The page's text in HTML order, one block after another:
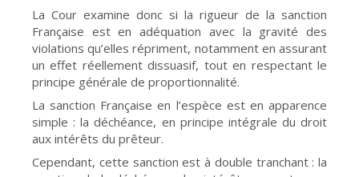
La Cour examine donc si la rigueur de la sanction
Française est en adéquation avec la gravité des
violations qu’elles répriment, notamment en assurant
un effet réellement dissuasif, tout en respectant le
principe générale de proportionnalité.
La sanction Française en l’espèce est en apparence
simple : la déchéance, en principe intégrale du droit
aux intérêts du prêteur.
Cependant, cette sanction est à double tranchant : la